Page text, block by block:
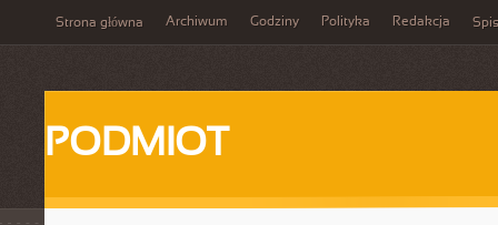
Strona główna Archiwum Godziny Polityka Redakcja
PODMIOT